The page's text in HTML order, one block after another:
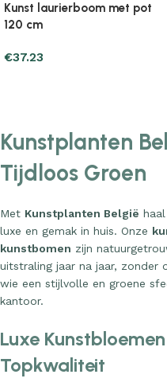
Kunst laurierboom met pot
120 cm
€37.23
Kunstplanten
Tijdloos Groen
Met Kunstplanten België
luxe en gemak in huis. Onze
kunstbomen zijn
uitstraling jaar na jaar, zonder
wie een stijlvolle en groene
kantoor.
Luxe
Topkwaliteit